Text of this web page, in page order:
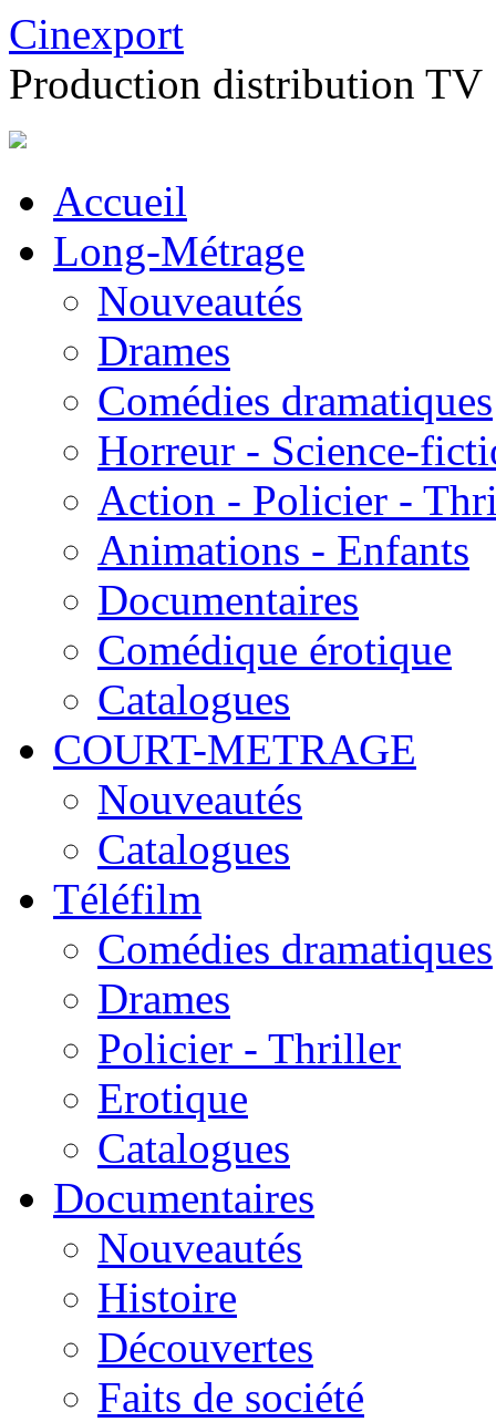
Cinexport
Production distribution TV
Accueil
Long-Métrage
Nouveautés
Drames
Comédies dramatiques
Horreur - Science-
Action - Policier -
Animations - Enfants
Documentaires
Comédique érotique
Catalogues
COURT-METRAGE
Nouveautés
Catalogues
Téléfilm
Comédies dramatiques
Drames
Policier - Thriller
Erotique
Catalogues
Documentaires
Nouveautés
Histoire
Découvertes
Faits de société